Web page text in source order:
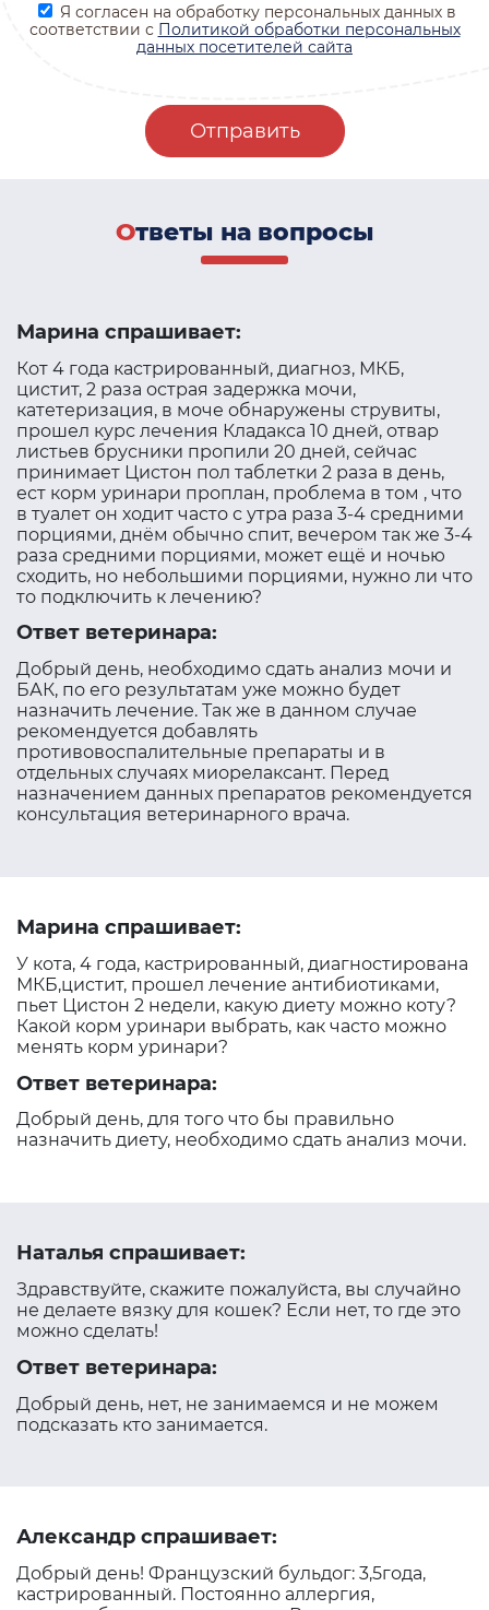
Я согласен на обработку персональных данных в
соответствии с Политикой обработки персональных
данных посетителей сайта
Отправить
Ответы на вопросы
Марина спрашивает:
Кот 4 года кастрированный, диагноз, МКБ,
цистит, 2 раза острая задержка мочи,
катетеризация, в моче обнаружены струвиты,
прошел курс лечения Кладакса 10 дней, отвар
листьев брусники пропили 20 дней, сейчас
принимает Цистон пол таблетки 2 раза в день,
ест корм уринари проплан, проблема в том , что
в туалет он ходит часто с утра раза 3-4 средними
порциями, днём обычно спит, вечером так же 3-4
раза средними порциями, может ещё и ночью
сходить, но небольшими порциями, нужно ли что
то подключить к лечению?
Ответ ветеринара:
Добрый день, необходимо сдать анализ мочи и
БАК, по его результатам уже можно будет
назначить лечение. Так же в данном случае
рекомендуется добавлять
противовоспалительные препараты и в
отдельных случаях миорелаксант. Перед
назначением данных препаратов рекомендуется
консультация ветеринарного врача.
Марина спрашивает:
У кота, 4 года, кастрированный, диагностирована
МКБ,цистит, прошел лечение антибиотиками,
пьет Цистон 2 недели, какую диету можно коту?
Какой корм уринари выбрать, как часто можно
менять корм уринари?
Ответ ветеринара:
Добрый день, для того что бы правильно
назначить диету, необходимо сдать анализ мочи.
Наталья спрашивает:
Здравствуйте, скажите пожалуйста, вы случайно
не делаете вязку для кошек? Если нет, то где это
можно сделать!
Ответ ветеринара:
Добрый день, нет, не занимаемся и не можем
подсказать кто занимается.
Александр спрашивает:
Добрый день! Французский бульдог: 3,5года,
кастрированный. Постоянно аллергия,